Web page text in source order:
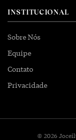
INSTITUCIONAL
Sobre Nós
Equipe
Contato
Privacidade
© 2026